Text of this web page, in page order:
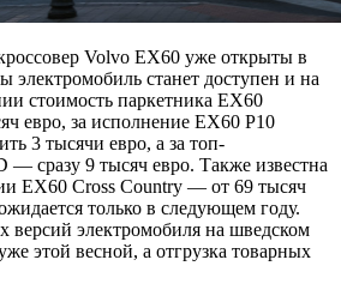
Volvo EX60 уже открыты в
электромобиль станет доступен и на
стоимость паркетника EX60
евро, за исполнение EX60 P10
3 тысячи евро, а за топ-
сразу 9 тысяч евро. Также известна
EX60 Cross Country — от 69 тысяч
только в следующем году.
версий электромобиля на шведском
этой весной, а отгрузка товарных